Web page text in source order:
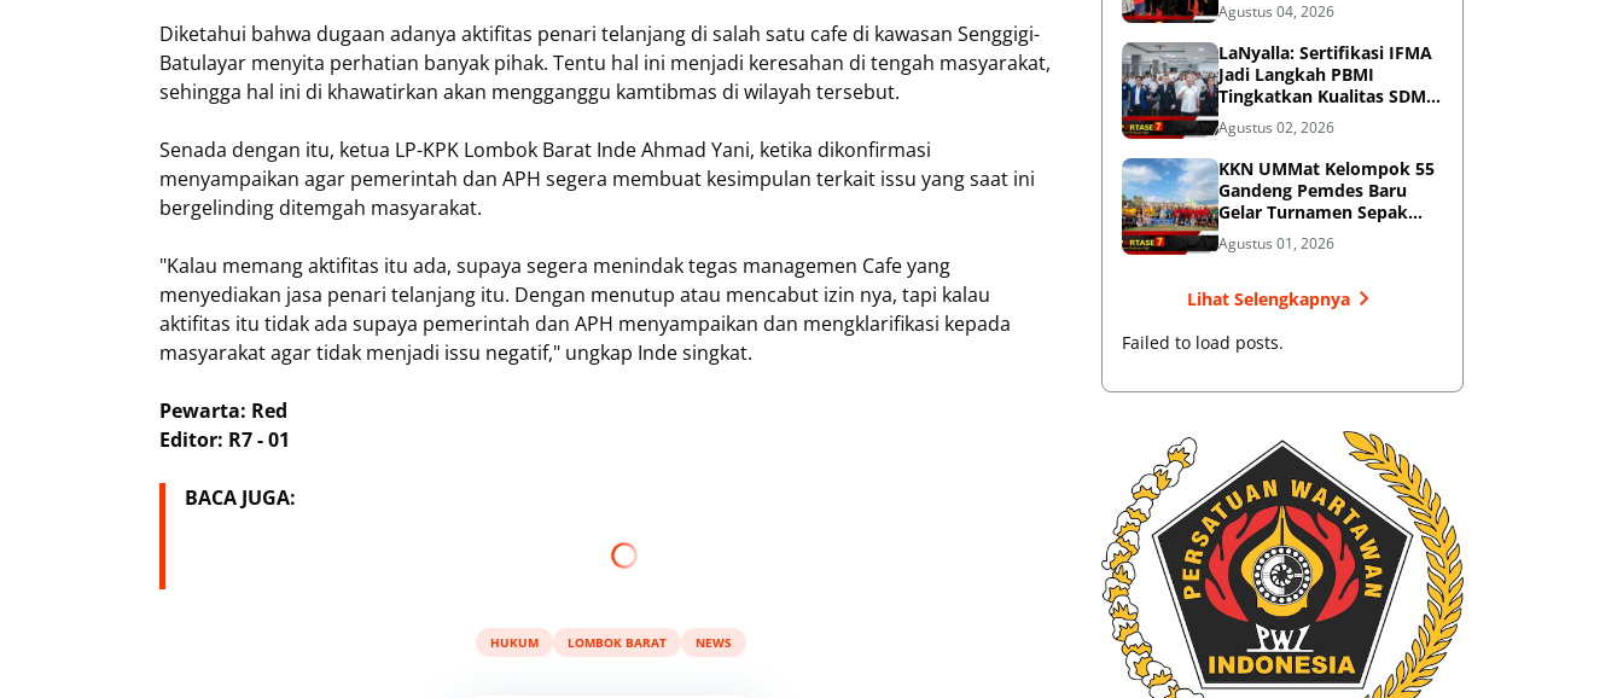
Diketahui bahwa dugaan adanya aktifitas penari telanjang di salah satu cafe di kawasan Senggigi-
Batulayar menyita perhatian banyak pihak. Tentu hal ini menjadi keresahan di tengah masyarakat,
sehingga hal ini di khawatirkan akan mengganggu kamtibmas di wilayah tersebut.
Senada dengan itu, ketua LP-KPK Lombok Barat Inde Ahmad Yani, ketika dikonfirmasi
menyampaikan agar pemerintah dan APH segera membuat kesimpulan terkait issu yang saat ini
bergelinding ditemgah masyarakat.
"Kalau memang aktifitas itu ada, supaya segera menindak tegas managemen Cafe yang
menyediakan jasa penari telanjang itu. Dengan menutup atau mencabut izin nya, tapi kalau
aktifitas itu tidak ada supaya pemerintah dan APH menyampaikan dan mengklarifikasi kepada
masyarakat agar tidak menjadi issu negatif," ungkap Inde singkat.
Pewarta: Red
Editor: R7 - 01
BACA JUGA:
HUKUM LOMBOK BARAT NEWS
Agustus 04, 2026
LaNyalla: Sertifikasi IFMA
Jadi Langkah PBMI
Tingkatkan Kualitas SDM
Muaythai
Agustus 02, 2026
KKN UMMat Kelompok 55
Gandeng Pemdes Baru
Gelar Turnamen Sepak
Bola
Agustus 01, 2026
Lihat Selengkapnya
Failed to load posts.